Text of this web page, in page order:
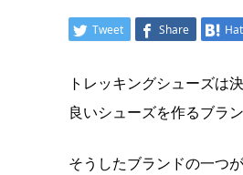
Tweet Share
トレッキングシューズは
良いシューズを作るブラ
そうしたブランドの一つ